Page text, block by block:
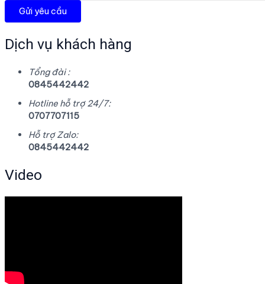
Dịch vụ khách hàng
Tổng đài :
0845442442
Hotline hỗ trợ 24/7:
0707707115
Hỗ trợ Zalo:
0845442442
Video